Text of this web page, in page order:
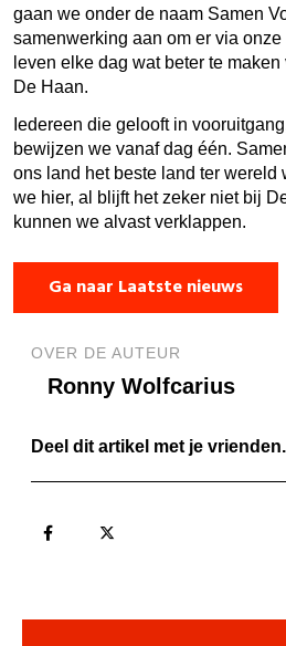
gaan we onder de naam Samen
samenwerking aan om er via
leven elke dag wat beter te
De Haan.
Iedereen die gelooft in
bewijzen we vanaf dag één.
ons land het beste land ter wereld
we hier, al blijft het zeker niet bij
kunnen we alvast verklappen.
Ga naar Laatste nieuws
OVER DE AUTEUR
Ronny Wolfcarius
Deel dit artikel met je vrienden.